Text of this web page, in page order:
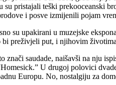
su pristajali teški prekooceanski
i posve izmijenili pojam
su upakirani u muzejske
preživjeli put, i njihovim
znači saudade, naišavši na nju
U drugoj polovici
Europu. No, nostalgiju za